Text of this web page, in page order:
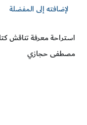
لإضافته إلى المفضلة
استراحة معرفة تناقش
مصطفى حجازي